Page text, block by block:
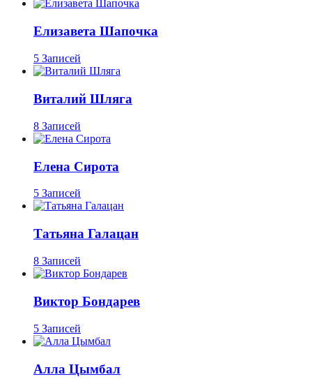
Елизавета Шапочка
5 Записей
Виталий Шляга
8 Записей
Елена Сирота
5 Записей
Татьяна Галацан
8 Записей
Виктор Бондарев
5 Записей
Алла Цымбал